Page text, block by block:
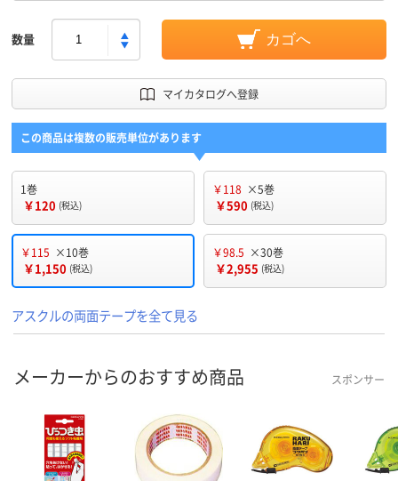
数量 カゴへ
マイカタログへ登録
この商品は複数の販売単位があります
1巻
￥120 (税込)
￥118 ×5巻
￥590 (税込)
￥115 ×10巻
￥1,150 (税込)
￥98.5 ×30巻
￥2,955 (税込)
アスクルの両面テープを全て見る
メーカーからのおすすめ商品 スポンサー